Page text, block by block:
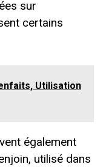
sur
certains
Utilisation
également
utilisé dans